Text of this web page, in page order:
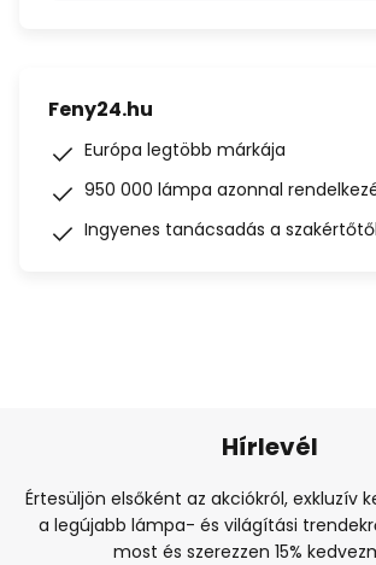
Feny24.hu
Európa legtöbb márkája
950 000 lámpa azonnal
Ingyenes tanácsadás a szakértőtől
Hírlevél
Értesüljön elsőként az akciókról, exkluzív
a legújabb lámpa- és világítási
most és szerezzen 15%